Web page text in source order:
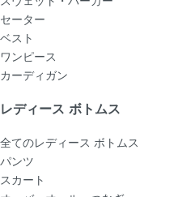
セーター
ベスト
ワンピース
カーディガン
レディース ボトムス
全てのレディース ボトムス
パンツ
スカート